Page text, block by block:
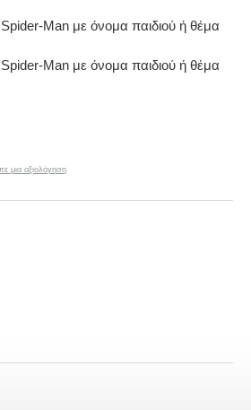
μια αξιολόγηση